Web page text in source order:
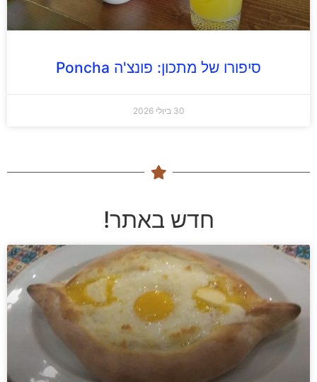
סיפורו של מתכון: פונצ'ה Poncha
30 ביולי 2026
חדש באתר!